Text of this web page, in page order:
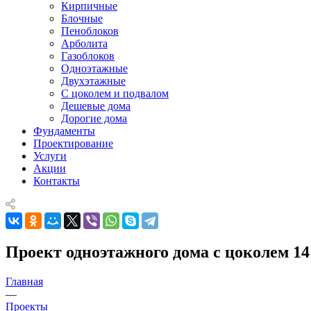
Кирпичные
Блочные
Пеноблоков
Арболита
Газоблоков
Одноэтажные
Двухэтажные
С цоколем и подвалом
Дешевые дома
Дорогие дома
Фундаменты
Проектирование
Услуги
Акции
Контакты
Проект одноэтажного дома с цоколем
Главная
—
Проекты